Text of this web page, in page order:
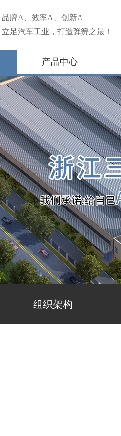
品牌A、效率A、创新A
立足汽车工业，打造弹簧之最！
产品中心
组织架构